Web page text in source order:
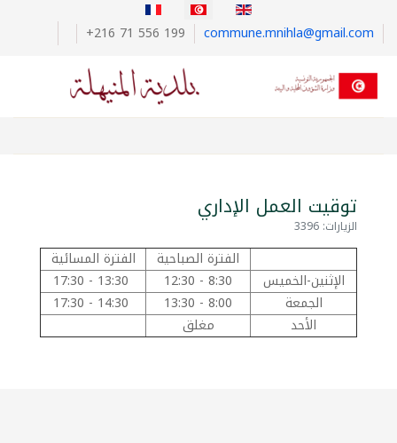
+216 71 556 199
commune.mnihla@gmail.com
توقيت العمل الإداري
الزيارات: 3396
الفترة الصباحية
الفترة المسائية
الإثنين-الخميس
8:30 - 12:30
الجمعة
8:00 - 13:30
الأحد
مغلق